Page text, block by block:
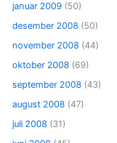
januar 2009 (50)
desember 2008 (50)
november 2008 (44)
oktober 2008 (69)
september 2008 (43)
august 2008 (47)
juli 2008 (31)